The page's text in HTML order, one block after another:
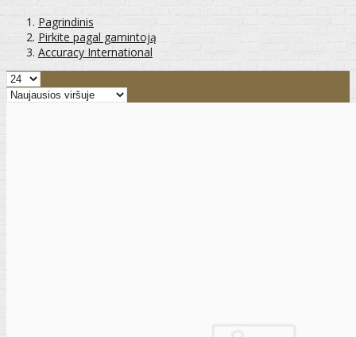
Pagrindinis
Pirkite pagal gamintoją
Accuracy International